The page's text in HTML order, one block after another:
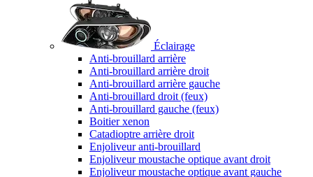
Éclairage
Anti-brouillard arrière
Anti-brouillard arrière droit
Anti-brouillard arrière gauche
Anti-brouillard droit (feux)
Anti-brouillard gauche (feux)
Boitier xenon
Catadioptre arrière droit
Enjoliveur anti-brouillard
Enjoliveur moustache optique avant droit
Enjoliveur moustache optique avant gauche